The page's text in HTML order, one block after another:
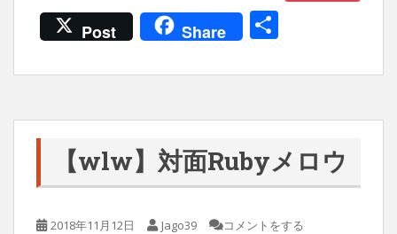
Post Share
【wlw】対面Rubyメロウ
2018年11月12日 Jago39 コメントをする